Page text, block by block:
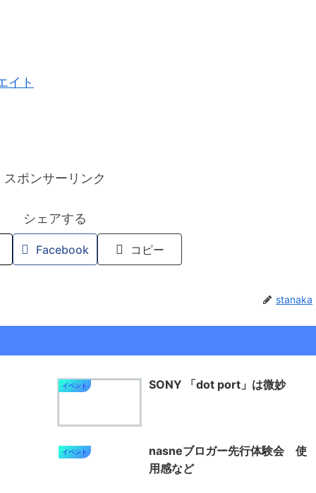
スポンサーリンク
シェアする
Facebook コピー
stanaka
イベント SONY 「dot port」は微妙
イベント
nasneブロガー先行体験会 使
用感など